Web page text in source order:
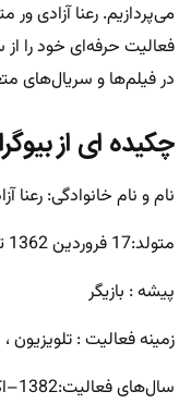
در فیلم‌ها و سریال‌های
چکیده ای از
نام و نام خانوادگی: رعنا
متولد:17 فروردین 1362 تهران، ایران
پیشه : بازیگر
زمینه فعالیت : تلویزیون ،
سال‌های فعالیت:1382–اکنون